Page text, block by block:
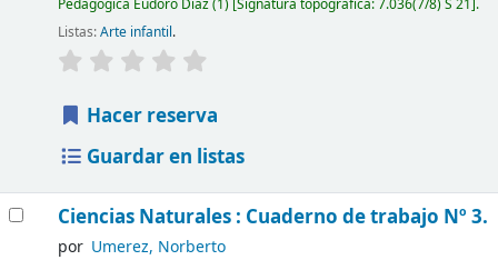
Pedagógica Eudoro Díaz(1) Signatura topográfica:7.036(7/8) S 21 .
Listas:Arte infantil.
Hacer reserva
Guardar en listas
Ciencias Naturales : Cuaderno de trabajo Nº 3.
por Umerez, Norberto